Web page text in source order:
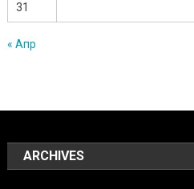
31
« Апр
ARCHIVES